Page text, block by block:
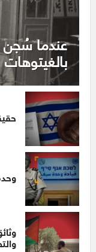
بالغيتوهات